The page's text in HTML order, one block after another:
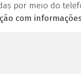
por meio do
com